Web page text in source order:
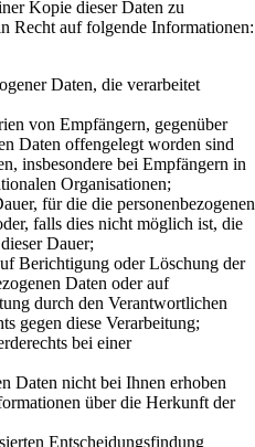
Kopie dieser Daten zu
Recht auf folgende Informationen:
Daten, die verarbeitet
von Empfängern, gegenüber
Daten offengelegt worden sind
insbesondere bei Empfängern in
Organisationen;
für die die personenbezogenen
falls dies nicht möglich ist, die
Dauer;
Berichtigung oder Löschung der
Daten oder auf
durch den Verantwortlichen
gegen diese Verarbeitung;
bei einer
Daten nicht bei Ihnen erhoben
über die Herkunft der
Entscheidungsfindung